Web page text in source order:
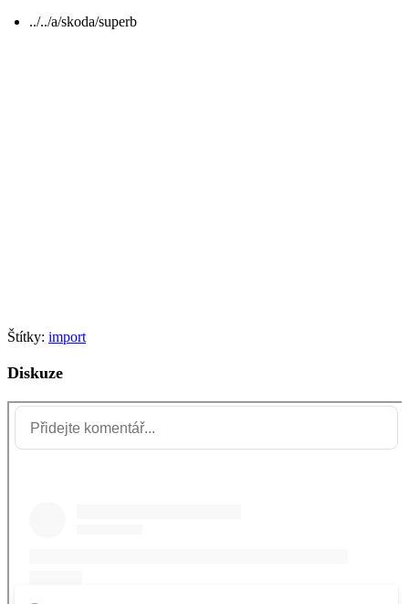
../../a/skoda/superb
Štítky: import
Diskuze